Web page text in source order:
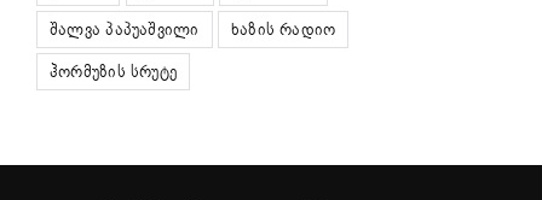
შალვა პაპუაშვილი
ხაზის რადიო
ჰორმუზის სრუტე